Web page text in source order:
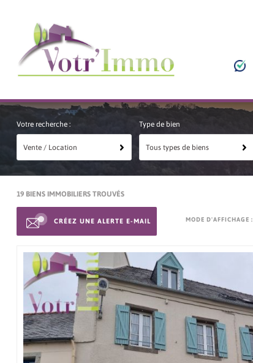
Votre recherche :
Vente / Location
Type de bien
Tous types de biens
19 BIENS IMMOBILIERS TROUVÉS
CRÉEZ UNE ALERTE E-MAIL MODE D'AFFICHAGE :